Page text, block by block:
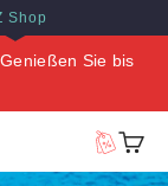
Shop
Sie bis